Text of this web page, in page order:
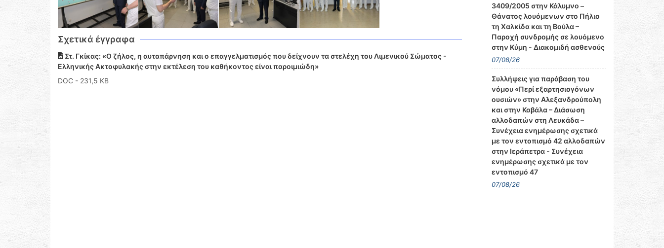
Σχετικά έγγραφα
Στ. Γκίκας: «Ο ζήλος, η αυταπάρνηση και ο επαγγελματισμός που δείχνουν τα στελέχη του Λιμενικού Σώματος -
Ελληνικής Ακτοφυλακής στην εκτέλεση του καθήκοντος είναι παροιμιώδη»
DOC - 231,5 KB
3409/2005 στην Κάλυμνο –
Θάνατος λουόμενων στο Πήλιο
τη Χαλκίδα και τη Βούλα –
Παροχή συνδρομής σε λουόμενο
στην Κύμη - Διακομιδή ασθενούς
07/08/26
Συλλήψεις για παράβαση του
νόμου «Περί εξαρτησιογόνων
ουσιών» στην Αλεξανδρούπολη
και στην Καβάλα – Διάσωση
αλλοδαπών στη Λευκάδα –
Συνέχεια ενημέρωσης σχετικά
με τον εντοπισμό 42 αλλοδαπών
στην Ιεράπετρα - Συνέχεια
ενημέρωσης σχετικά με τον
εντοπισμό 47
07/08/26